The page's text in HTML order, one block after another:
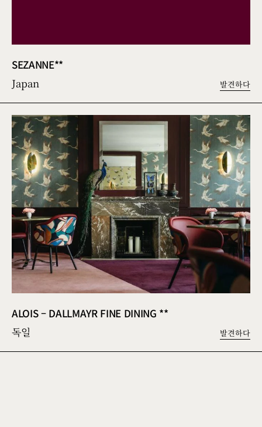
SEZANNE**
Japan 발견하다
ALOIS – DALLMAYR FINE DINING **
독일 발견하다